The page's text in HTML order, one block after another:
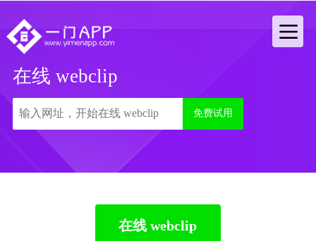
在线 webclip
免费试用
在线 webclip